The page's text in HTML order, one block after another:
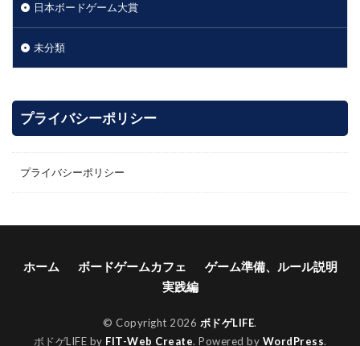
日本ボードゲーム大賞
未分類
プライバシーポリシー
プライバシーポリシー
ホーム ボードゲームカフェ
ゲーム準備、ルール説明
実践編
© Copyright 2026 ボドゲLIFE.
ボドゲLIFE by FIT-Web Create. Powered by WordPress.